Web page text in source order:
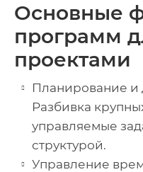
Основные
программ
проектами
Планирование и
Разбивка
управляемые
структурой.
Управление